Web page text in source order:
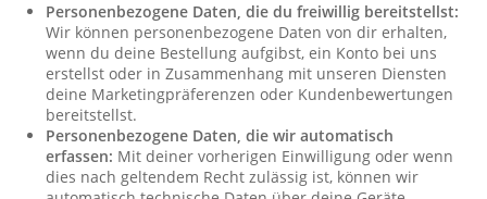
Personenbezogene Daten, die du freiwillig bereitstellst:
Wir können personenbezogene Daten von dir erhalten,
wenn du deine Bestellung aufgibst, ein Konto bei uns
erstellst oder in Zusammenhang mit unseren Diensten
deine Marketingpräferenzen oder Kundenbewertungen
bereitstellst.
Personenbezogene Daten, die wir automatisch
erfassen: Mit deiner vorherigen Einwilligung oder wenn
dies nach geltendem Recht zulässig ist, können wir